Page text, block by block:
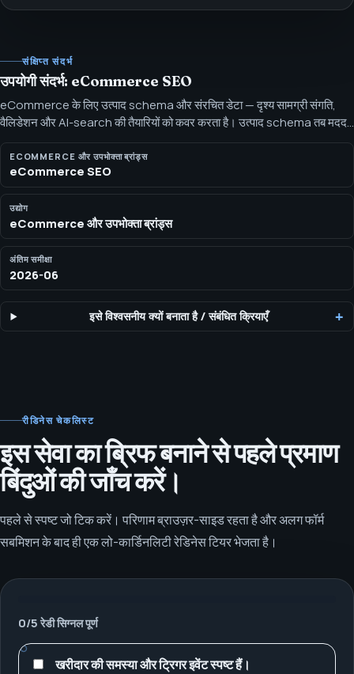
संक्षिप्त संदर्भ
उपयोगी संदर्भ: eCommerce SEO
eCommerce के लिए उत्पाद schema और संरचित डेटा — दृश्य सामग्री संगति,
वैलिडेशन और AI-search की तैयारियों को कवर करता है। उत्पाद schema तब मदद
करता है जब मार्कअप सटीक, दृश्य, मान्य और बनाए रखा गया हो।
ECOMMERCE और उपभोक्ता ब्रांड्स
eCommerce SEO
उद्योग
eCommerce और उपभोक्ता ब्रांड्स
अंतिम समीक्षा
2026-06
इसे विश्वसनीय क्यों बनाता है/संबंधित क्रियाएँ
रीडिनेस चेकलिस्ट
इस सेवा का ब्रिफ बनाने से पहले प्रमाण
बिंदुओं की जाँच करें।
पहले से स्पष्ट जो टिक करें। परिणाम ब्राउज़र-साइड रहता है और अलग फॉर्म
सबमिशन के बाद ही एक लो-कार्डिनलिटी रेडिनेस टियर भेजता है।
0/5 रेडी सिग्नल पूर्ण
खरीदार की समस्या और ट्रिगर इवेंट स्पष्ट हैं।